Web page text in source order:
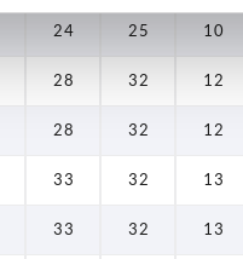
24 25 10
28 32 12
28 32 12
33 32 13
33 32 13